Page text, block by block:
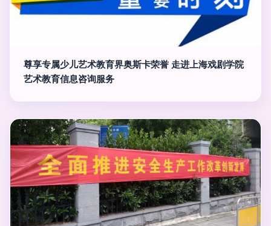
尊享专属少儿艺术教育界奥斯卡荣誉 走进上海戏剧学院
艺术教育信息咨询服务